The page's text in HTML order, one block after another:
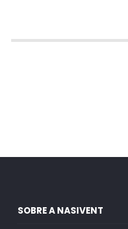
SOBRE A NASIVENT